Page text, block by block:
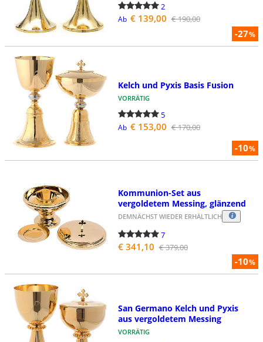
-27%
2
Ab € 139,00 € 190,00
-10%
Kelch und Pyxis Basis Fusion
VORRÄTIG
5
Ab € 153,00 € 170,00
-10%
Kommunion-Set aus
vergoldetem Messing, glänzend
DEMNÄCHST WIEDER ERHÄLTLICH
7
€ 341,10 € 379,00
San Germano Kelch und Pyxis
aus vergoldetem Messing
VORRÄTIG